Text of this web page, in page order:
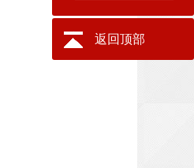
返回顶部